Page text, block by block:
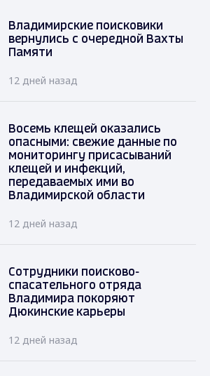
Владимирские поисковики
вернулись с очередной Вахты
Памяти
12 дней назад
Восемь клещей оказались
опасными: свежие данные по
мониторингу присасываний
клещей и инфекций,
передаваемых ими во
Владимирской области
12 дней назад
Сотрудники поисково-
спасательного отряда
Владимира покоряют
Дюкинские карьеры
12 дней назад